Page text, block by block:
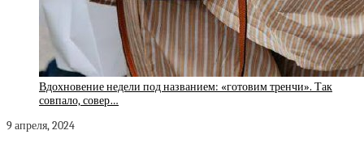
Вдохновение недели под названием: «готовим тренчи». Так
совпало, совер…
9 апреля, 2024